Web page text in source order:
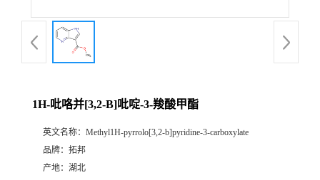
1H-吡咯并[3,2-B]吡啶-3-羧酸甲酯
英文名称： Methyl1H-pyrrolo[3,2-b]pyridine-3-carboxylate
品牌： 拓邦
产地： 湖北